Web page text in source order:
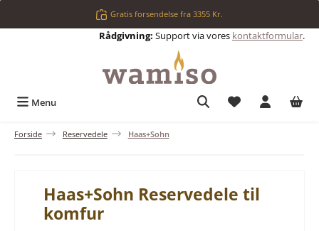
Gratis forsendelse fra 3355 Kr.
Rådgivning: Support via vores kontaktformular.
Menu Du har 0
Forside Reservedele Haas+Sohn
Haas+Sohn Reservedele til
komfur